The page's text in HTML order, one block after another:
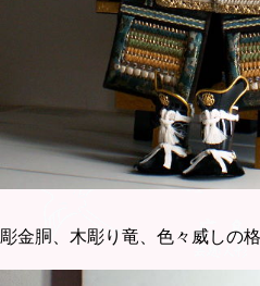
彫金胴、木彫り竜、色々威しの